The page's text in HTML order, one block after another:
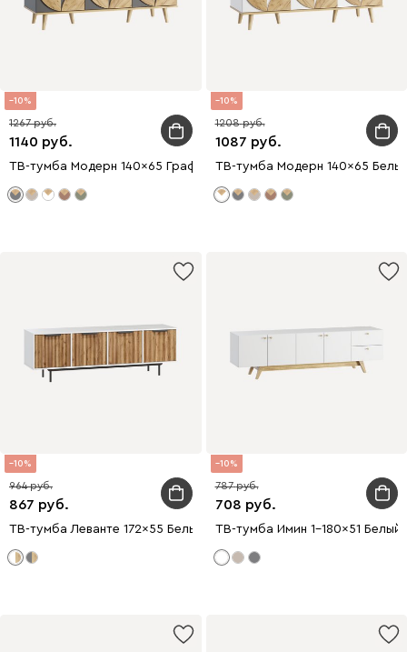
10
1140
1267
ТВ-тумба Модерн 140x65 Графитовый
10
1087
1208
ТВ-тумба Модерн 140x65
10
867
964
ТВ-тумба Леванте 172x55 Белый
10
708
787
ТВ-тумба Имин 1-180x51 Белый